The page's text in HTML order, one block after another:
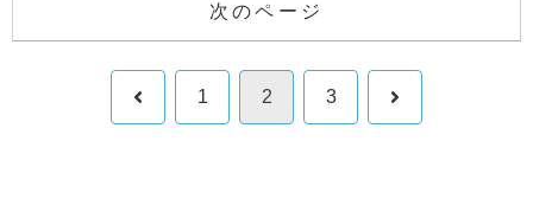
次のページ
前 1 2 3 次